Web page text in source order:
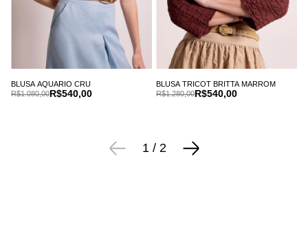
BLUSA AQUARIO CRU
R$540,00
R$1.080,00
BLUSA TRICOT BRITTA MARROM
R$540,00
R$1.280,00
1 / 2